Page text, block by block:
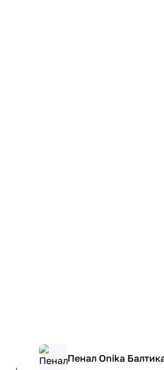
Пенал Onika